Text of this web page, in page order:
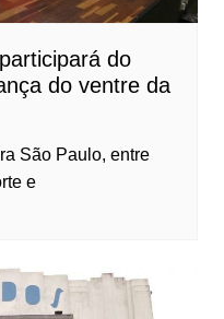
do
do ventre da
São Paulo, entre
e